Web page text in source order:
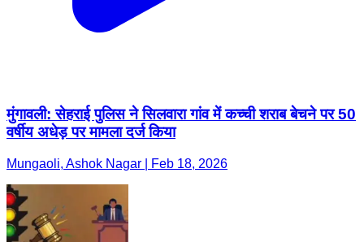
मुंगावली: सेहराई पुलिस ने सिलवारा गांव में कच्ची शराब बेचने पर 50
वर्षीय अधेड़ पर मामला दर्ज किया
Mungaoli, Ashok Nagar | Feb 18, 2026